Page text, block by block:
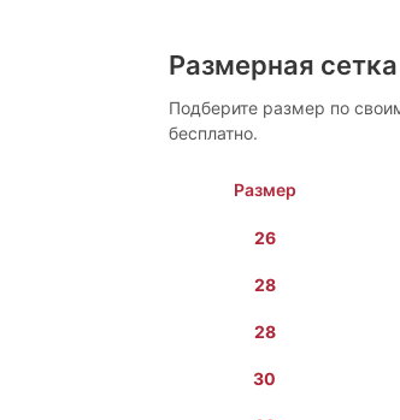
Размерная
Подберите размер по
бесплатно.
Размер
26
28
28
30